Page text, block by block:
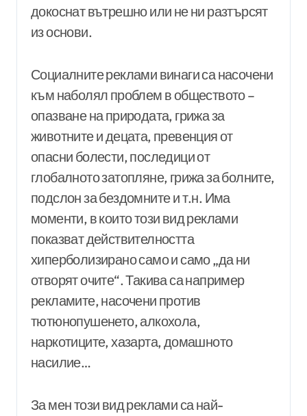
докоснат вътрешно или не ни разтърсят
из основи.
Социалните реклами винаги са насочени
към наболял проблем в обществото –
опазване на природата, грижа за
животните и децата, превенция от
опасни болести, последици от
глобалното затопляне, грижа за болните,
подслон за бездомните и т.н. Има
моменти, в които този вид реклами
показват действителността
хиперболизирано само и само „да ни
отворят очите“. Такива са например
рекламите, насочени против
тютюнопушенето, алкохола,
наркотиците, хазарта, домашното
насилие…
За мен този вид реклами са най-